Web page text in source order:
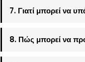
7. Γιατί μπορεί να
8. Πώς μπορεί να